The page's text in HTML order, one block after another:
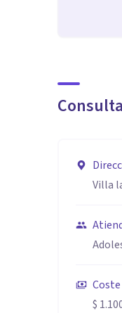
Villa
$